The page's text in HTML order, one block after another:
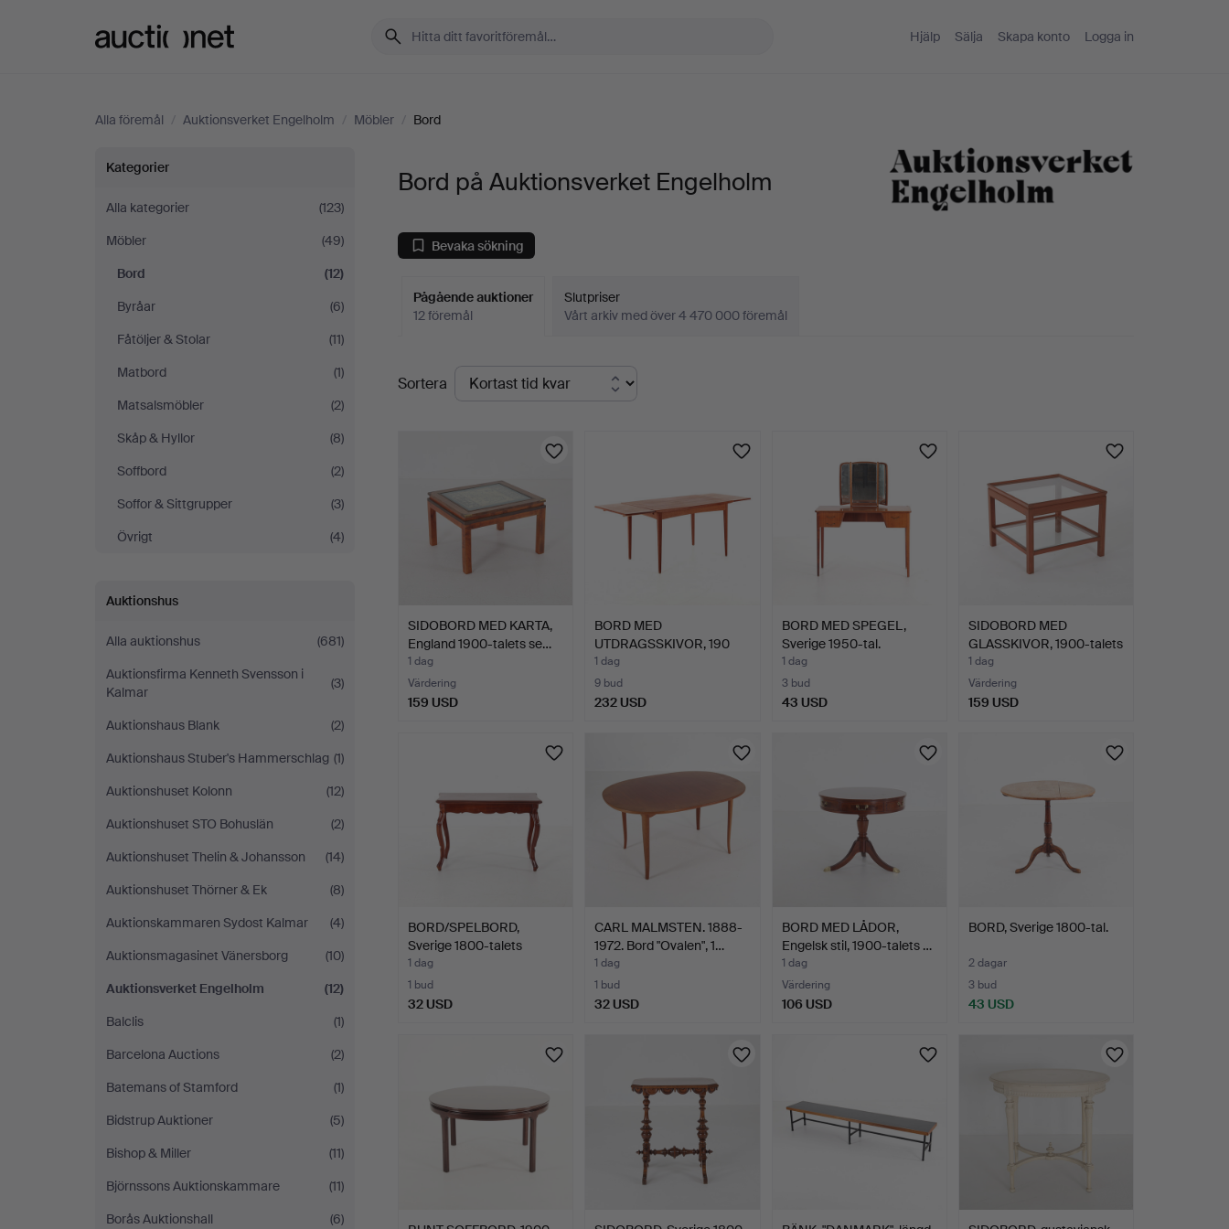
Hjälp Sälja Skapa konto Logga in
Alla föremål / Auktionsverket Engelholm / Möbler / Bord
Bord
på
Auktionsverket
Engelholm
Kategorier
Alla kategorier
(123)
Möbler
(49)
Bord
(12)
Byråar
(6)
Fåtöljer & Stolar
(11)
Matbord
(1)
Matsalsmöbler
(2)
Skåp & Hyllor
(8)
Soffbord
(2)
Soffor & Sittgrupper
(3)
Övrigt
(4)
Auktionshus
Alla auktionshus
(681)
Auktionsfirma Kenneth Svensson i
Kalmar
(3)
Auktionshaus Blank
(2)
Auktionshaus Stuber's Hammerschlag (1)
Auktionshuset Kolonn
(12)
Auktionshuset STO Bohuslän
(2)
Auktionshuset Thelin & Johansson
(14)
Auktionshuset Thörner & Ek
(8)
Auktionskammaren Sydost Kalmar
(4)
Auktionsmagasinet Vänersborg
(10)
Auktionsverket Engelholm
(12)
Balclis
(1)
Barcelona Auctions
(2)
Batemans of Stamford
(1)
Bidstrup Auktioner
(5)
Bishop & Miller
(11)
Björnssons Auktionskammare
(11)
Borås Auktionshall
(6)
Bord på Auktionsverket Engelholm
Bevaka sökning
Pågående auktioner
12 föremål
Slutpriser
Vårt arkiv med över 4 470 000 föremål
Pågående
auktioner
Sortera
SIDOBORD MED KARTA,
England 1900-talets se…
1 dag
Värdering
159 USD
BORD MED
UTDRAGSSKIVOR, 190
cm långt, teak…
1 dag
9 bud
232 USD
BORD MED SPEGEL,
Sverige 1950-tal.
1 dag
3 bud
43 USD
SIDOBORD MED
GLASSKIVOR, 1900-talets
senar…
1 dag
Värdering
159 USD
BORD/SPELBORD,
Sverige 1800-talets
senare …
1 dag
1 bud
32 USD
CARL MALMSTEN. 1888-
1972. Bord "Ovalen", 1…
1 dag
1 bud
32 USD
BORD MED LÅDOR,
Engelsk stil, 1900-talets …
1 dag
Värdering
106 USD
BORD, Sverige 1800-tal.
2 dagar
3 bud
43 USD